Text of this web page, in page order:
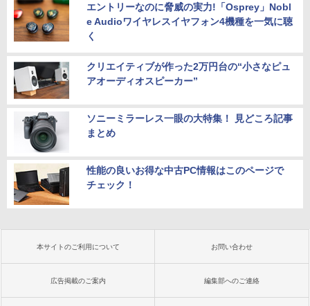
エントリーなのに脅威の実力!「Osprey」Nobl
e Audioワイヤレスイヤフォン4機種を一気に聴
く
クリエイティブが作った2万円台の“小さなピュ
アオーディオスピーカー”
ソニーミラーレス一眼の大特集！ 見どころ記事
まとめ
性能の良いお得な中古PC情報はこのページで
チェック！
本サイトのご利用について お問い合わせ
広告掲載のご案内 編集部へのご連絡